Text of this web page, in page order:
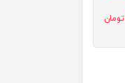
تومان